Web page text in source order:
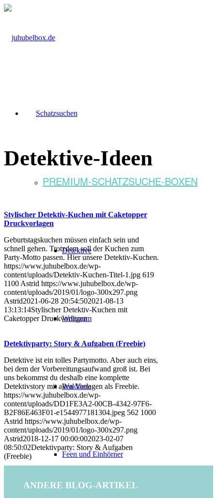
Schatzsuchen
PREMIUM-SCHATZSUCHE-BOXEN
Detektive
Weltraum
Waldtiere
Feen und Einhörner
Detektive-Ideen
Stylischer Detektiv-Kuchen mit Caketopper
Druckvorlagen
Geburtstagskuchen müssen einfach sein und
schnell gehen. Trotzdem soll der Kuchen zum
Party-Motto passen. Hier unsere Detektiv-Kuchen.
https://www.juhubelbox.de/wp-
content/uploads/Detektiv-Kuchen-Titel-1.jpg 619
1100 Astrid https://www.juhubelbox.de/wp-
content/uploads/2019/01/logo-300x297.png
Astrid2021-06-28 20:54:502021-08-13
13:13:14Stylischer Detektiv-Kuchen mit
Caketopper Druckvorlagen
Detektivparty: Story & Aufgaben (Freebie)
Detektive ist ein tolles Partymotto. Aber auch eins,
bei dem der Vorbereitungsaufwand groß ist. Bei
uns bekommst du deshalb eine komplette
Detektivstory mit allen Vorlagen als Freebie.
https://www.juhubelbox.de/wp-
content/uploads/DD1FE3A2-00CB-4342-97F6-
B2F86E463F01-e1544977181304.jpeg 562 1000
Astrid https://www.juhubelbox.de/wp-
content/uploads/2019/01/logo-300x297.png
Astrid2018-12-17 00:00:002023-02-07
08:50:02Detektivparty: Story & Aufgaben
(Freebie)
ANDERE BLOG-ARTIKEL